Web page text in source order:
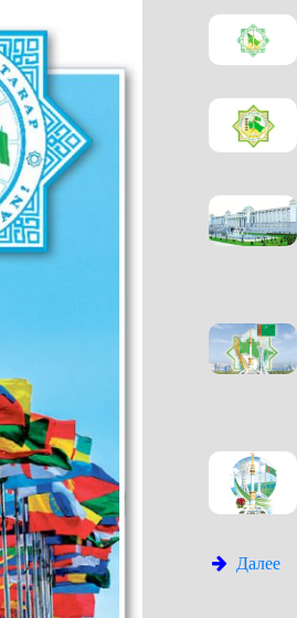
Далее